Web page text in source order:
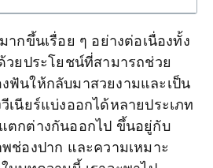
ากขึ้นเรื่อย ๆ อย่างต่อเนื่องทั้ง
วยประโยชน์ที่สามารถช่วย
ฟันให้กลับมาสวยงามและเป็น
เนียร์แบ่งออกได้หลายประเภท
ตกต่างกันออกไป ขึ้นอยู่กับ
ช่องปาก และความเหมาะ